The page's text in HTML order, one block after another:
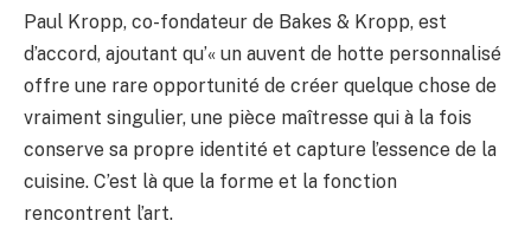
Paul Kropp, co-fondateur de Bakes & Kropp, est
d’accord, ajoutant qu’« un auvent de hotte personnalisé
offre une rare opportunité de créer quelque chose de
vraiment singulier, une pièce maîtresse qui à la fois
conserve sa propre identité et capture l’essence de la
cuisine. C’est là que la forme et la fonction
rencontrent l’art.